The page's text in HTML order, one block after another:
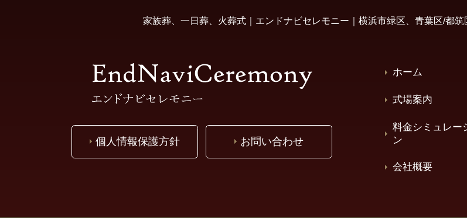
家族葬、一日葬、火葬式｜エンドナビセレモニー｜横浜市緑区、青葉区/都
個人情報保護方針 お問い合わせ
ホーム
式場案内
料金シミュレー
ン
会社概要